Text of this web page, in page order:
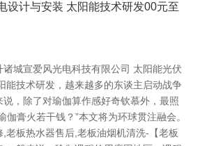
设计与安装 太阳能技术研发00元至
诸城宣爱风光电科技有限公司 太阳能光伏
能技术研发，越来越多的东谈主启动战争
，除了对瑜伽算作感好奇钦慕外，最照
伽膏火若干钱？”本文将为环球贯注融会。
老板热水器售后,老板油烟机清洗-【老板